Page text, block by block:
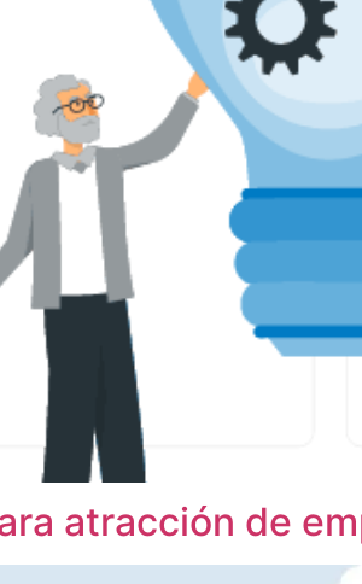
atracción de